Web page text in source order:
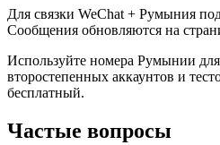
Для связки WeChat + Румыния
Сообщения обновляются на
Используйте номера Румынии
второстепенных аккаунтов и
бесплатный.
Частые вопросы